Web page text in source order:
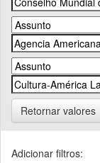
Retornar valores
Adicionar filtros: